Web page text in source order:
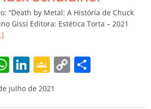
ss
ro
m
ar
“Death by Metal: A História de Chuck
Gissi Editora: Estética Torta – 2021
W
h
at
Li
n
k
G
o
o
C
julho de 2021